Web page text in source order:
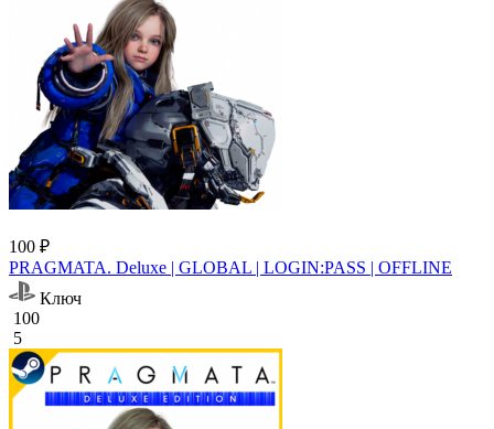
100 ₽
PRAGMATA. Deluxe | GLOBAL | LOGIN:PASS | OFFLINE
Ключ
100
5